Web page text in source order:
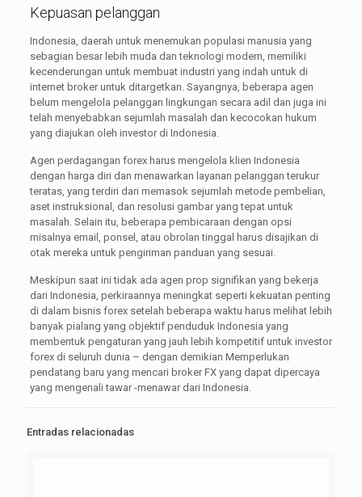
Kepuasan pelanggan
Indonesia, daerah untuk menemukan populasi manusia yang
sebagian besar lebih muda dan teknologi modern, memiliki
kecenderungan untuk membuat industri yang indah untuk di
internet broker untuk ditargetkan. Sayangnya, beberapa agen
belum mengelola pelanggan lingkungan secara adil dan juga ini
telah menyebabkan sejumlah masalah dan kecocokan hukum
yang diajukan oleh investor di Indonesia.
Agen perdagangan forex harus mengelola klien Indonesia
dengan harga diri dan menawarkan layanan pelanggan terukur
teratas, yang terdiri dari memasok sejumlah metode pembelian,
aset instruksional, dan resolusi gambar yang tepat untuk
masalah. Selain itu, beberapa pembicaraan dengan opsi
misalnya email, ponsel, atau obrolan tinggal harus disajikan di
otak mereka untuk pengiriman panduan yang sesuai.
Meskipun saat ini tidak ada agen prop signifikan yang bekerja
dari Indonesia, perkiraannya meningkat seperti kekuatan penting
di dalam bisnis forex setelah beberapa waktu harus melihat lebih
banyak pialang yang objektif penduduk Indonesia yang
membentuk pengaturan yang jauh lebih kompetitif untuk investor
forex di seluruh dunia – dengan demikian Memperlukan
pendatang baru yang mencari broker FX yang dapat dipercaya
yang mengenali tawar -menawar dari Indonesia.
Entradas relacionadas